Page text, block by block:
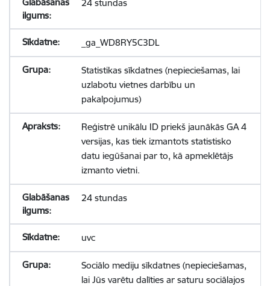
24 stundas
_ga_WD8RY5C3DL
Statistikas sīkdatnes (nepieciešamas, lai
uzlabotu vietnes darbību un
pakalpojumus)
Reģistrē unikālu ID priekš jaunākās GA 4
versijas, kas tiek izmantots statistisko
datu iegūšanai par to, kā apmeklētājs
izmanto vietni.
24 stundas
uvc
Sociālo mediju sīkdatnes (nepieciešamas,
lai Jūs varētu dalīties ar saturu sociālajos